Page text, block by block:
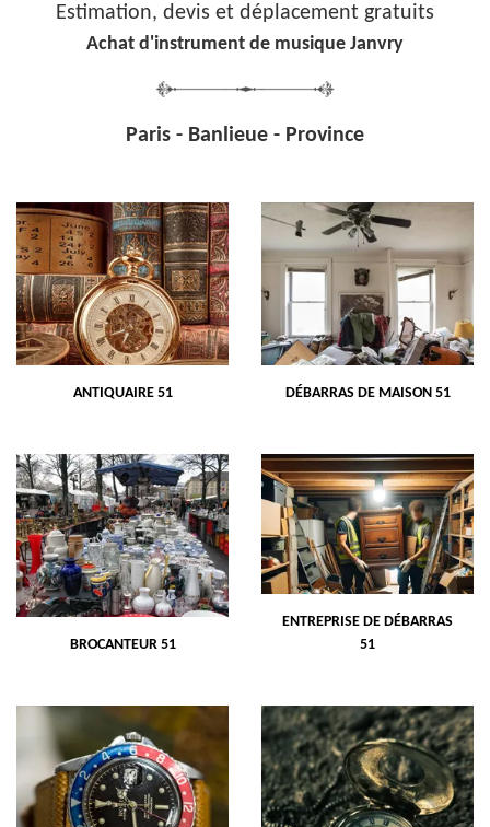
Estimation, devis et déplacement gratuits
Achat d'instrument de musique Janvry
Paris - Banlieue - Province
ANTIQUAIRE 51 DÉBARRAS DE MAISON 51
BROCANTEUR 51
ENTREPRISE DE DÉBARRAS
51